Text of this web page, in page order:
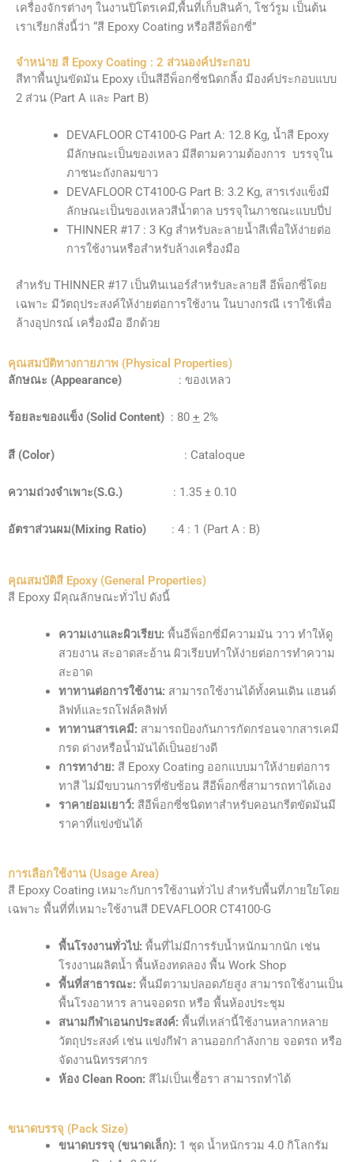
เครื่องจักรต่างๆ ในงานปิโตรเคมี,พื้นที่เก็บสินค้า, โชว์รูม เป็นต้น
เราเรียกสิ่งนี้ว่า “สี Epoxy Coating หรือสีอีพ็อกซี่”
จำหน่าย สี Epoxy Coating : 2 ส่วนองค์ประกอบ
สีทาพื้นปูนขัดมัน Epoxy เป็นสีอีพ็อกซี่ชนิดกลิ้ง มีองค์ประกอบแบบ
2 ส่วน (Part A และ Part B)
DEVAFLOOR CT4100-G Part A: 12.8 Kg, น้ำสี Epoxy
มีลักษณะเป็นของเหลว มีสีตามความต้องการ บรรจุใน
ภาชนะถังกลมขาว
DEVAFLOOR CT4100-G Part B: 3.2 Kg, สารเร่งแข็งมี
ลักษณะเป็นของเหลวสีน้ำตาล บรรจุในภาชณะแบบปีํป
THINNER #17 : 3 Kg สำหรับละลายน้ำสีเพื่อให้ง่ายต่อ
การใช้งานหรือสำหรับล้างเครื่องมือ
สำหรับ THINNER #17 เป็นทินเนอร์สำหรับละลายสี อีพ็อกซี่โดย
เฉพาะ มีวัตถุประสงค์ให้ง่ายต่อการใช้งาน ในบางกรณี เราใช้เพื่อ
ล้างอุปกรณ์ เครื่องมือ อีกด้วย
คุณสมบัติทางกายภาพ (Physical Properties)
ลักษณะ (Appearance) : ของเหลว
ร้อยละของแข็ง (Solid Content) : 80 + 2%
สี (Color) : Cataloque
ความถ่วงจำเพาะ(S.G.) : 1.35 ± 0.10
อัตราส่วนผม(Mixing Ratio) : 4 : 1 (Part A : B)
คุณสมบัติสี Epoxy (General Properties)
สี Epoxy มีคุณลักษณะทั่วไป ดังนี้
ความเงาและผิวเรียบ: พื้นอีพ็อกซี่มีความมัน วาว ทำให้ดู
สวยงาน สะอาดสะอ้าน ผิวเรียบทำให้ง่ายต่อการทำความ
สะอาด
ทาทานต่อการใช้งาน: สามารถใช้งานได้ทั้งคนเดิน แฮนด์
ลิฟท์และรถโฟล์คลิฟท์
ทาทานสารเคมี: สามารถป้องกันการกัดกร่อนจากสารเคมี
กรด ด่างหรือน้ำมันได้เป็นอย่างดี
การทาง่าย: สี Epoxy Coating ออกแบบมาให้ง่ายต่อการ
ทาสี ไม่มีขบวนการที่ซับซ้อน สีอีพ็อกซี่สามารถทาได้เอง
ราคาย่อมเยาว์: สีอีพ็อกซี่ชนิดทาสำหรับคอนกรีตขัดมันมี
ราคาที่แข่งขันได้
การเลือกใช้งาน (Usage Area)
สี Epoxy Coating เหมาะกับการใช้งานทั่วไป สำหรับพื้นที่ภายใยโดย
เฉพาะ พื้นที่ที่เหมาะใช้งานสี DEVAFLOOR CT4100-G
พื้นโรงงานทั่วไป: พื้นที่ไม่มีการรับน้ำหนักมากนัก เช่น
โรงงานผลิตน้ำ พื้นห้องทดลอง พื้น Work Shop
พื้นที่สาธารณะ: พื้นมีตวามปลอดภัยสูง สามารถใช้งานเป็น
พื้นโรงอาหาร ลานจอดรถ หรือ พื้นห้องประชุม
สนามกีฬาเอนกประสงค์: พื้นที่เหล่านี้ใช้งานหลากหลาย
วัตถุประสงค์ เช่น แข่งกีฬา ลานออกกำลังกาย จอดรถ หรือ
จัดงานนิทรรศากร
ห้อง Clean Roon: สีไม่เป็นเชื้อรา สามารถทำได้
ขนาดบรรจุ (Pack Size)
ขนาดบรรจุ (ขนาดเล็ก): 1 ชุด น้ำหนักรวม 4.0 กิโลกรัม